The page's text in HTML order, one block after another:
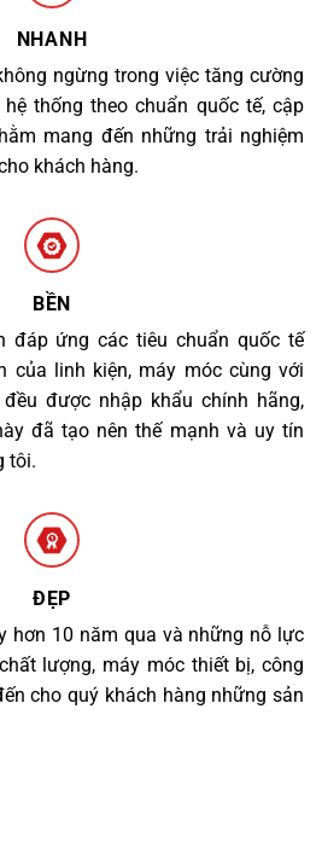
NHANH
ngừng trong việc tăng cường
thống theo chuẩn quốc tế, cập
mang đến những trải nghiệm
khách hàng.
BỀN
đáp ứng các tiêu chuẩn quốc tế
của linh kiện, máy móc cùng với
được nhập khẩu chính hãng,
đã tạo nên thế mạnh và uy tín
tôi.
ĐẸP
hơn 10 năm qua và những nỗ lực
lượng, máy móc thiết bị, công
cho quý khách hàng những sản